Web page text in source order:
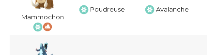
Mammochon
Poudreuse Avalanche